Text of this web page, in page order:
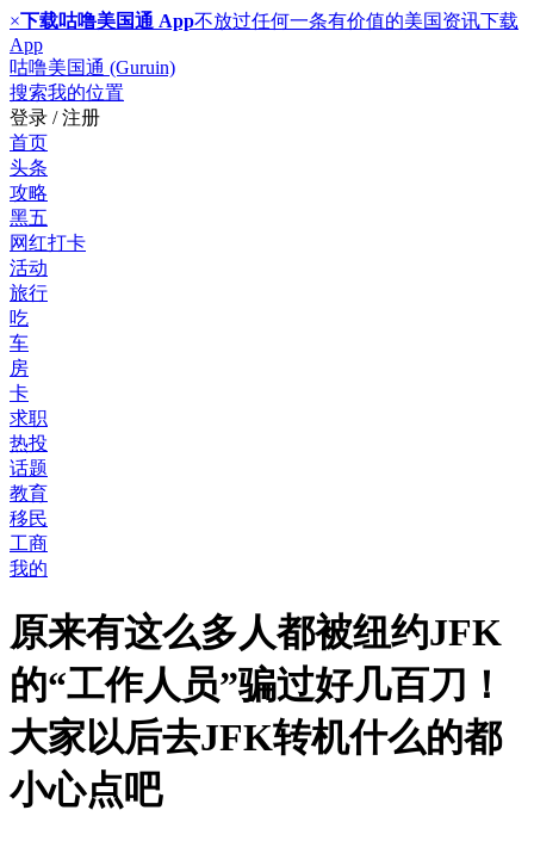
×下载咕噜美国通 App不放过任何一条有价值的美国资讯下载
App
咕噜美国通 (Guruin)
搜索我的位置
登录 / 注册
首页
头条
攻略
黑五
网红打卡
活动
旅行
吃
车
房
卡
求职
热投
话题
教育
移民
工商
我的
原来有这么多人都被纽约JFK
的“工作人员”骗过好几百刀！
大家以后去JFK转机什么的都
小心点吧